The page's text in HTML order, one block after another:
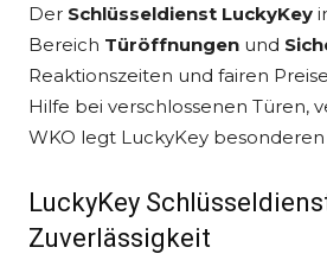
Der Schlüsseldienst LuckyKey
Bereich Türöffnungen und
Reaktionszeiten und fairen
Hilfe bei verschlossenen Türen,
WKO legt LuckyKey
LuckyKey
Zuverlässigkeit